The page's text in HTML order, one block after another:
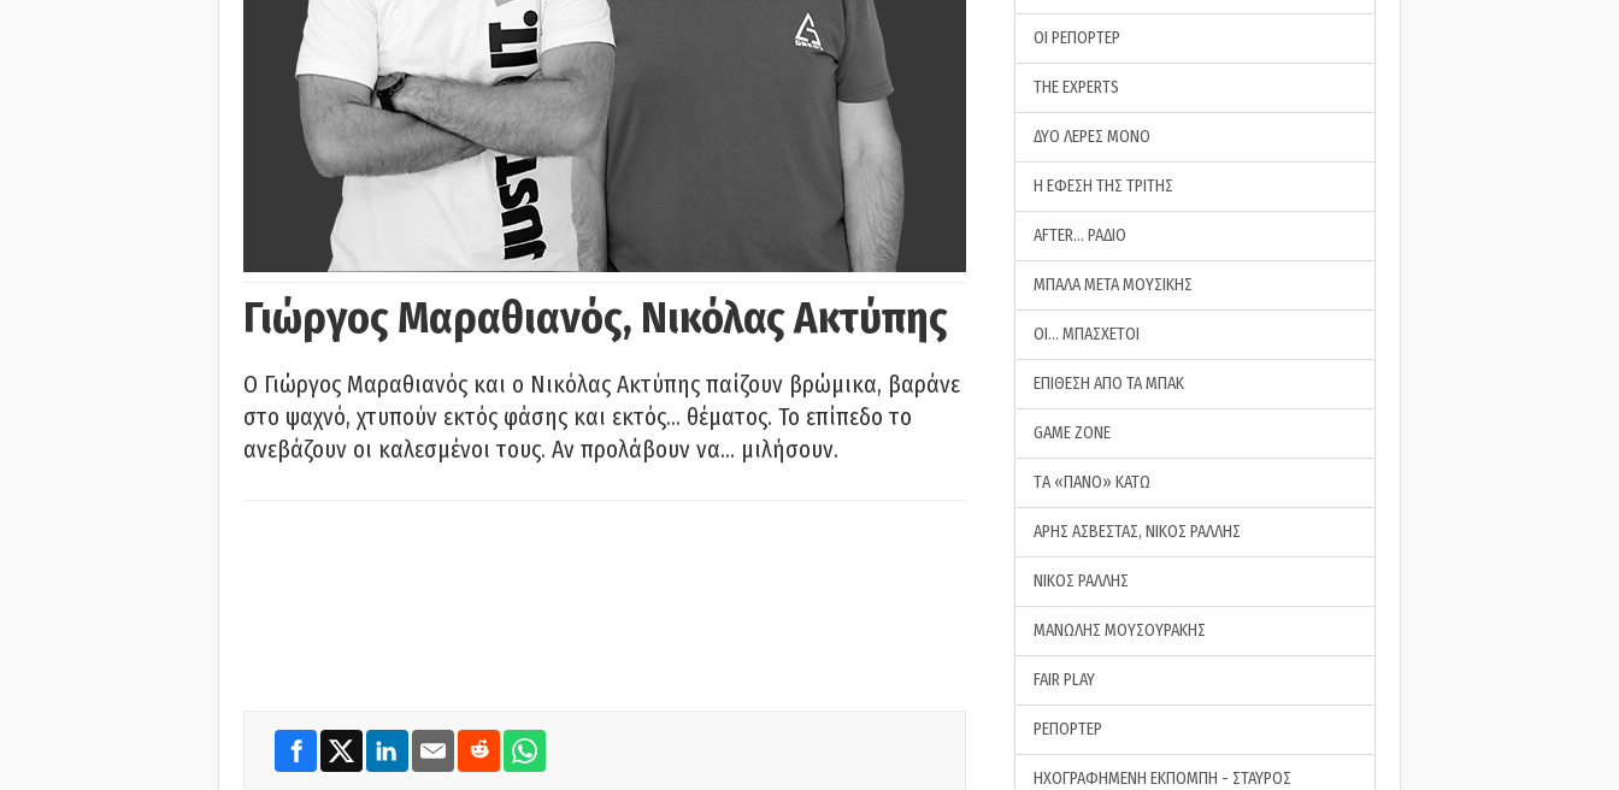
Γιώργος Μαραθιανός, Νικόλας Ακτύπης
Ο Γιώργος Μαραθιανός και ο Νικόλας Ακτύπης παίζουν βρώμικα, βαράνε
στο ψαχνό, χτυπούν εκτός φάσης και εκτός… θέματος. Το επίπεδο το
ανεβάζουν οι καλεσμένοι τους. Αν προλάβουν να… μιλήσουν.
ΟΙ ΡΕΠΟΡΤΕΡ
THE EXPERTS
ΔΥΟ ΛΕΡΕΣ ΜΟΝΟ
Η ΕΦΕΣΗ ΤΗΣ ΤΡΙΤΗΣ
AFTER… ΡΑΔΙΟ
ΜΠΑΛΑ ΜΕΤΑ ΜΟΥΣΙΚΗΣ
ΟΙ… ΜΠΑΣΧΕΤΟΙ
ΕΠΙΘΕΣΗ ΑΠΟ ΤΑ ΜΠΑΚ
GAME ZONE
ΤA «ΠΑΝΟ» ΚΑΤΩ
ΑΡΗΣ ΑΣΒΕΣΤΑΣ, ΝΙΚΟΣ ΡΑΛΛΗΣ
ΝΙΚΟΣ ΡΑΛΛΗΣ
ΜΑΝΩΛΗΣ ΜΟΥΣΟΥΡΑΚΗΣ
FAIR PLAY
ΡΕΠΟΡΤΕΡ
ΗΧΟΓΡΑΦΗΜΕΝΗ ΕΚΠΟΜΠΗ - ΣΤΑΥΡΟΣ